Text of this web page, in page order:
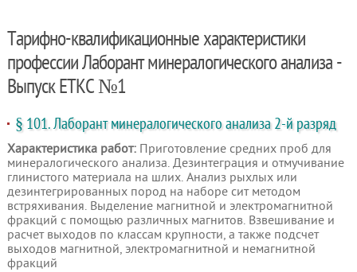
Тарифно-квалификационные характеристики
профессии Лаборант минералогического анализа -
Выпуск ЕТКС №1
§ 101. Лаборант минералогического анализа 2-й разряд
Характеристика работ:Приготовление средних проб для
минералогического анализа. Дезинтеграция и отмучивание
глинистого материала на шлих. Анализ рыхлых или
дезинтегрированных пород на наборе сит методом
встряхивания. Выделение магнитной и электромагнитной
фракций с помощью различных магнитов. Взвешивание и
расчет выходов по классам крупности, а также подсчет
выходов магнитной, электромагнитной и немагнитной
фракций